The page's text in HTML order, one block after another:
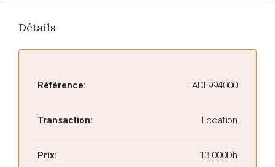
Détails
Référence: LADI.994000
Transaction: Location
Prix: 13.000Dh